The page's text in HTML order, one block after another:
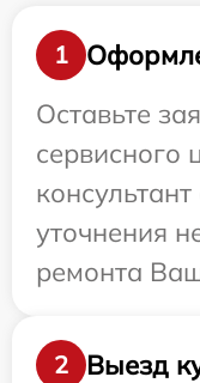
1
Оставьте
сервисного
уточнения
ремонта
2
Выезд